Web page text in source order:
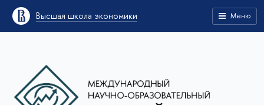
Высшая школа экономики Меню